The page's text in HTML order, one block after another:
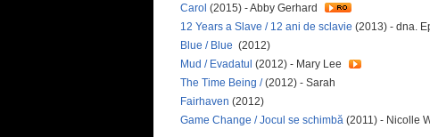
Carol (2015) - Abby Gerhard
12 Years a Slave / 12 ani de sclavie (2013) - dna.
Blue / Blue (2012)
Mud / Evadatul (2012) - Mary Lee
The Time Being /(2012) - Sarah
Fairhaven (2012)
Game Change / Jocul se schimbă (2011) - Nicolle